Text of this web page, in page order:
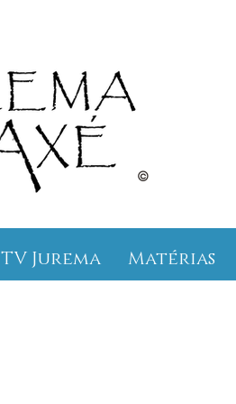
©
TV Jurema Matérias